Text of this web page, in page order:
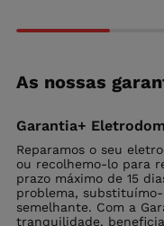
As nossas
Garantia+
Reparamos o seu
ou recolhemo-lo para
prazo máximo de 15
problema,
semelhante. Com a
tranquilidade,